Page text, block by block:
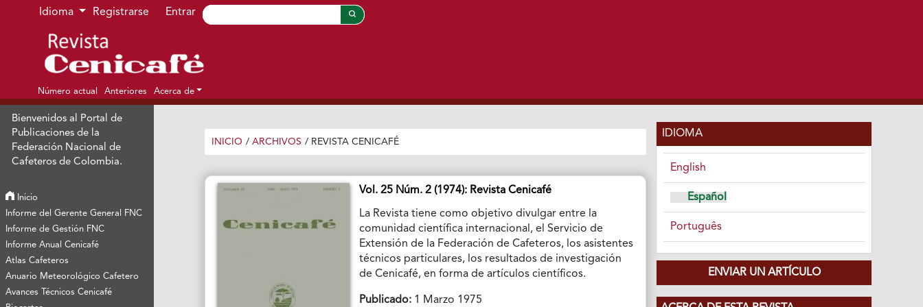
Ir al menú de navegación principal
Ir al contenido principal
Ir al pie de página del sitio
Idioma Registrarse Entrar
Número actual Anteriores Acerca de
Bienvenidos al Portal de
Publicaciones de la
Federación Nacional de
Cafeteros de Colombia.
Inicio
Informe del Gerente General FNC
Informe de Gestión FNC
Informe Anual Cenicafé
Atlas Cafeteros
Anuario Meteorológico Cafetero
Avances Técnicos Cenicafé
INICIO / ARCHIVOS / REVISTA CENICAFÉ
Vol. 25 Núm. 2 (1974): Revista Cenicafé
La Revista tiene como objetivo divulgar entre la
comunidad científica internacional, el Servicio de
Extensión de la Federación de Cafeteros, los asistentes
técnicos particulares, los resultados de investigación
de Cenicafé, en forma de artículos científicos.
Publicado: 1 Marzo 1975
IDIOMA
English
Español
Português
ENVIAR UN ARTÍCULO